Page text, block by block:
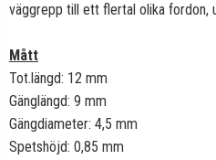
väggrepp till ett flertal olika fordon,
Mått
Tot.längd: 12 mm
Gänglängd: 9 mm
Gängdiameter: 4,5 mm
Spetshöjd: 0,85 mm